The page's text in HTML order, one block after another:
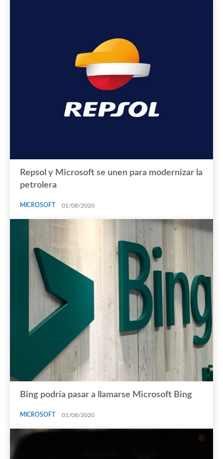
Repsol y Microsoft se unen para modernizar la
petrolera
MICROSOFT 01/08/2020
Bing podría pasar a llamarse Microsoft Bing
MICROSOFT 01/08/2020